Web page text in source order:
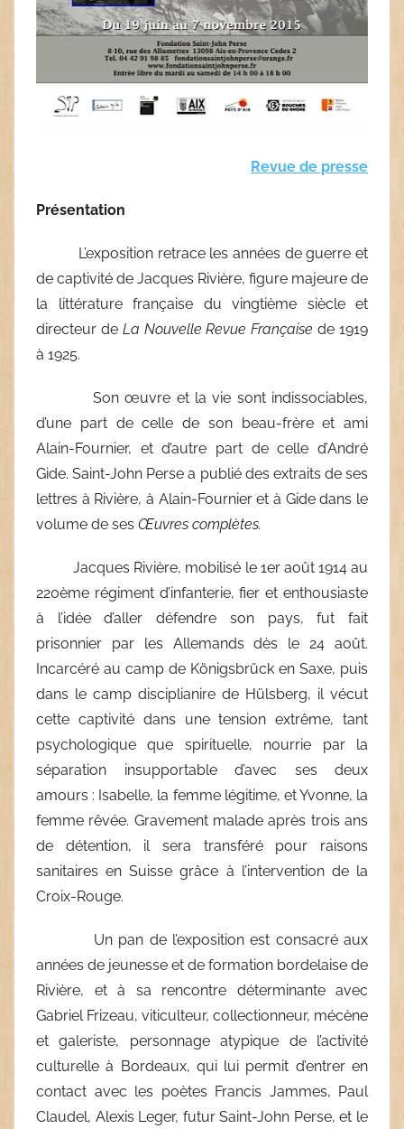
Revue de presse
Présentation
L’exposition retrace les années de guerre et
de captivité de Jacques Rivière, figure majeure de
la littérature française du vingtième siècle et
directeur de La Nouvelle Revue Française de 1919
à 1925.
Son œuvre et la vie sont indissociables,
d’une part de celle de son beau-frère et ami
Alain-Fournier, et d’autre part de celle d’André
Gide. Saint-John Perse a publié des extraits de ses
lettres à Rivière, à Alain-Fournier et à Gide dans le
volume de ses Œuvres complètes.
Jacques Rivière, mobilisé le 1er août 1914 au
220ème régiment d’infanterie, fier et enthousiaste
à l’idée d’aller défendre son pays, fut fait
prisonnier par les Allemands dès le 24 août.
Incarcéré au camp de Königsbrück en Saxe, puis
dans le camp disciplianire de Hülsberg, il vécut
cette captivité dans une tension extrême, tant
psychologique que spirituelle, nourrie par la
séparation insupportable d’avec ses deux
amours : Isabelle, la femme légitime, et Yvonne, la
femme rêvée. Gravement malade après trois ans
de détention, il sera transféré pour raisons
sanitaires en Suisse grâce à l’intervention de la
Croix-Rouge.
Un pan de l’exposition est consacré aux
années de jeunesse et de formation bordelaise de
Rivière, et à sa rencontre déterminante avec
Gabriel Frizeau, viticulteur, collectionneur, mécène
et galeriste, personnage atypique de l’activité
culturelle à Bordeaux, qui lui permit d’entrer en
contact avec les poètes Francis Jammes, Paul
Claudel, Alexis Leger, futur Saint-John Perse, et le